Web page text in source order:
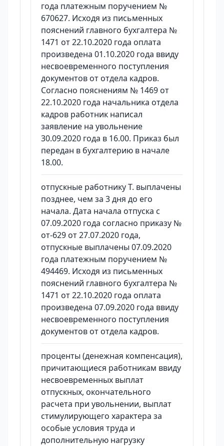
года платежным поручением №
670627. Исходя из письменных
пояснений главного бухгалтера №
1471 от 22.10.2020 года оплата
произведена 01.10.2020 года ввиду
несвоевременного поступления
документов от отдела кадров.
Согласно пояснениям № 1469 от
22.10.2020 года начальника отдела
кадров работник написал
заявление на увольнение
30.09.2020 года в 16.00. Приказ был
передан в бухгалтерию в начале
18.00.
отпускные работнику Т. выплачены
позднее, чем за 3 дня до его
начала. Дата начала отпуска с
07.09.2020 года согласно приказу №
от-629 от 27.07.2020 года,
отпускные выплачены 07.09.2020
года платежным поручением №
494469. Исходя из письменных
пояснений главного бухгалтера №
1471 от 22.10.2020 года оплата
произведена 07.09.2020 года ввиду
несвоевременного поступления
документов от отдела кадров.
проценты (денежная компенсация),
причитающиеся работникам ввиду
несвоевременных выплат
отпускных, окончательного
расчета при увольнении, выплат
стимулирующего характера за
особые условия труда и
дополнительную нагрузку